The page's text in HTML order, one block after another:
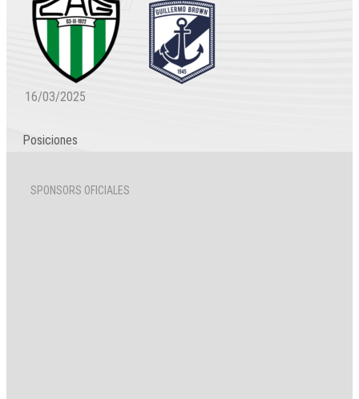
16/03/2025
Posiciones
SPONSORS OFICIALES